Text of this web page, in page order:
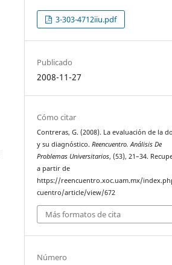
3-303-4712iiu.pdf
Publicado
2008-11-27
Cómo citar
Contreras, G. (2008). La evaluación de la
y su diagnóstico.Reencuentro. Análisis De
Problemas Universitarios, (53), 21–34.
a partir de
https://reencuentro.xoc.uam.mx/
cuentro/article/view/672
Más formatos de cita
Número